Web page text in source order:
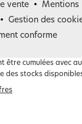
vente
Mentions
Gestion des
conforme
être cumulées avec
des stocks